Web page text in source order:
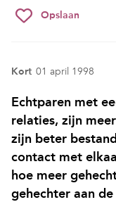
Opslaan
Kort 01 april 1998
Echtparen met
relaties, zijn
zijn beter
contact met
hoe meer
gehechter aan